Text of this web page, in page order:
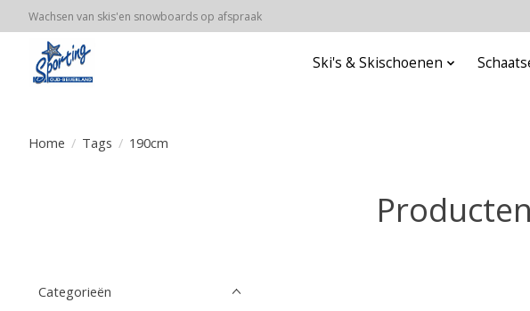
Wachsen van skis'en snowboards op afspraak
Ski's & Skischoenen
Home / Tags / 190cm
Categorieën